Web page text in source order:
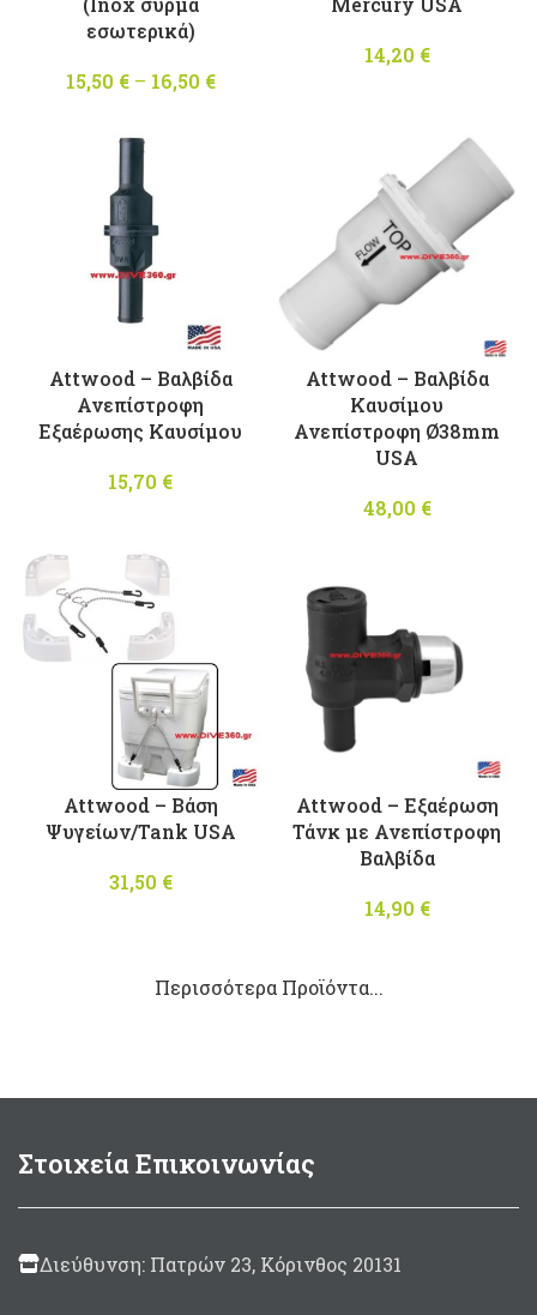
εσωτερικά)
15,50 € – 16,50 €
14,20 €
Attwood – Βαλβίδα
Ανεπίστροφη
Εξαέρωσης Καυσίμου
15,70 €
Attwood – Βαλβίδα
Καυσίμου
Ανεπίστροφη Ø38mm
USA
48,00 €
Attwood – Βάση
Ψυγείων/Tank USA
31,50 €
Attwood – Εξαέρωση
Τάνκ με Ανεπίστροφη
Βαλβίδα
14,90 €
Περισσότερα Προϊόντα...
Στοιχεία Επικοινωνίας
Διεύθυνση: Πατρών 23, Κόρινθος 20131